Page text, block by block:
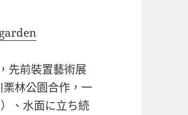
先前裝置藝術展
林公園合作，一
、水面に立ち続